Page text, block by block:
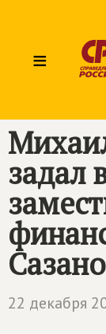
≡
задал
22 декабря